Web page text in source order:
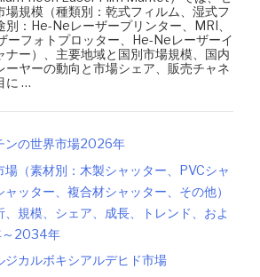
場規模（種類別：乾式フィルム、湿式フ
別：He-Neレーザープリンター、MRI、
ーフォトプロッター、He-Neレーザーイ
ナー）、主要地域と国別市場規模、国内
ーヤーの動向と市場シェア、販売チャネ
に …
ンの世界市場2026年
場（素材別：木製シャッター、PVCシャ
ッター、複合材シャッター、その他）
、規模、シェア、成長、トレンド、およ
2034年
ジカルボキシアルデヒド市場